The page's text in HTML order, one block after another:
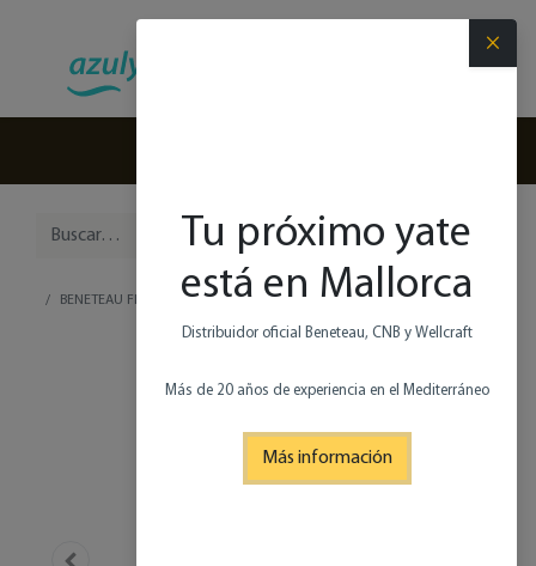
BENETEAU FIRST 60
×
Tu próximo yate
está en Mallorca
Distribuidor oficial Beneteau, CNB y Wellcraft
Más de 20 años de experiencia en el Mediterráneo
Más información